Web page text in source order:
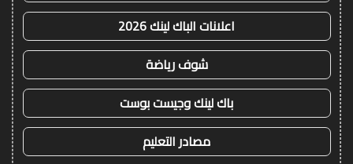
اعلانات الباك لينك 2026
شوف رياضة
باك لينك وجيست بوست
مصادر التعليم